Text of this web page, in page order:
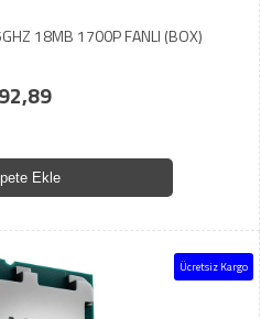
18MB 1700P FANLI (BOX)
Ekle
Ücretsiz Kargo